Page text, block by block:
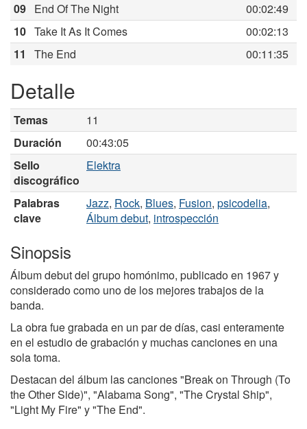
09 End Of The Night
00:02:49
10 Take It As It Comes
00:02:13
11
The End 00:11:35
Detalle
Temas
11
Duración
00:43:05
Sello
discográfico
Elektra
Palabras
clave
Jazz, Rock, Blues, Fusion, psicodelia,
Álbum debut, introspección
Sinopsis
Álbum debut del grupo homónimo, publicado en 1967 y
considerado como uno de los mejores trabajos de la
banda.
La obra fue grabada en un par de días, casi enteramente
en el estudio de grabación y muchas canciones en una
sola toma.
Destacan del álbum las canciones "Break on Through (To
the Other Side)", "Alabama Song", "The Crystal Ship",
"Light My Fire" y "The End".